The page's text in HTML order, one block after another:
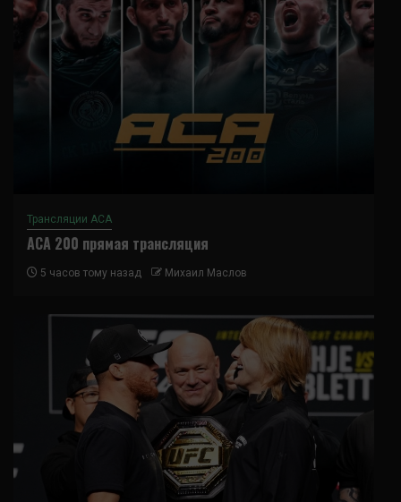
Трансляции ACA
ACA 200 прямая трансляция
5 часов тому назад Михаил Маслов